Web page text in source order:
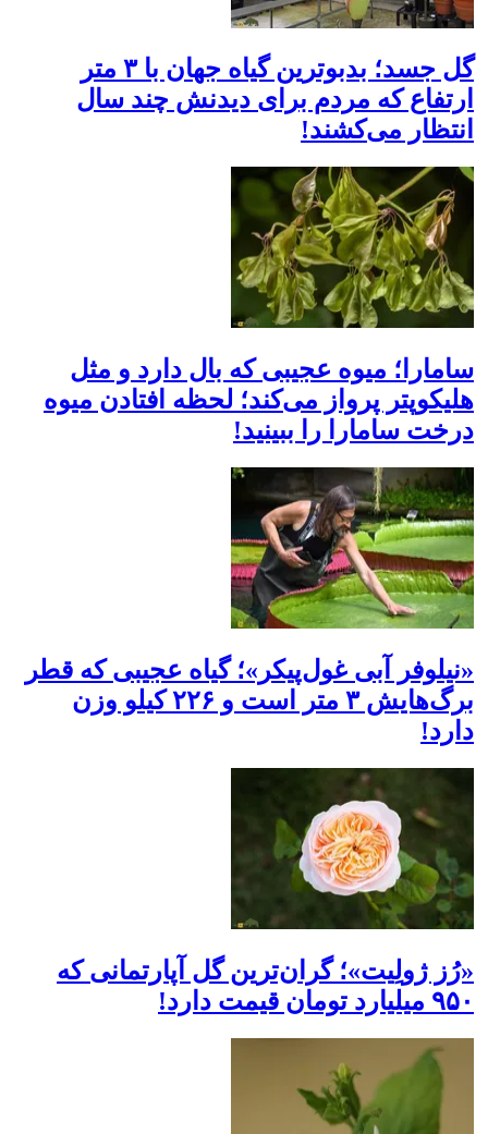
گل جسد؛ بدبوترین گیاه جهان با ۳ متر
ارتفاع که مردم برای دیدنش چند سال
انتظار می‌کشند!
سامارا؛ میوه عجیبی که بال دارد و مثل
هلیکوپتر پرواز می‌کند؛ لحظه افتادن میوه
درخت سامارا را ببینید!
«نیلوفر آبی غول‌پیکر»؛ گیاه عجیبی که قطر
برگ‌هایش ۳ متر است و ۲۲۶ کیلو وزن
دارد!
«رُز ژولِیت»؛ گران‌ترین گل آپارتمانی که
۹۵۰ میلیارد تومان قیمت دارد!